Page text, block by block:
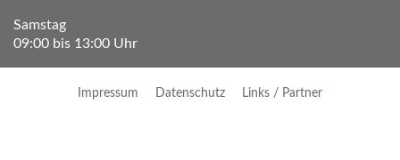
Samstag
09:00 bis 13:00 Uhr
Impressum Datenschutz Links / Partner